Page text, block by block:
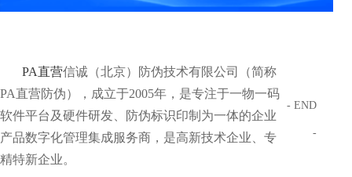
PA直营信诚（北京）防伪技术有限公司（简称
PA直营防伪），成立于2005年，是专注于一物一码
软件平台及硬件研发、防伪标识印制为一体的企业
产品数字化管理集成服务商，是高新技术企业、专
精特新企业。
- END
-